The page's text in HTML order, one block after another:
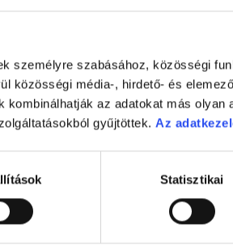
személyre szabásához, közösségi
közösségi média-, hirdető- és
kombinálhatják az adatokat más olyan
gyűjtöttek. Az
Statisztikai
HOL